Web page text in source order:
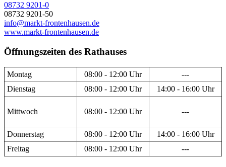
08732 9201-0
08732 9201-50
info@markt-frontenhausen.de
www.markt-frontenhausen.de
Öffnungszeiten des Rathauses
Montag 08:00 - 12:00 Uhr
---
Dienstag
08:00 - 12:00 Uhr 14:00 - 16:00 Uhr
Mittwoch 08:00 - 12:00 Uhr ---
Donnerstag 08:00 - 12:00 Uhr
14:00 - 16:00 Uhr
Freitag
08:00 - 12:00 Uhr ---